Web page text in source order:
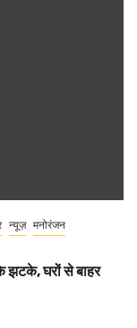
न्यूज़ मनोरंजन
झटके, घरों से बाहर